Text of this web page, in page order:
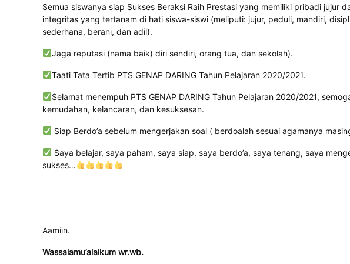
Semua siswanya siap Sukses Beraksi Raih Prestasi yang memiliki pribadi jujur
integritas yang tertanam di hati siswa-siswi (meliputi: jujur, peduli, mandiri,
sederhana, berani, dan adil).
Jaga reputasi (nama baik) diri sendiri, orang tua, dan sekolah).
Taati Tata Tertib PTS GENAP DARING Tahun Pelajaran 2020/2021.
Selamat menempuh PTS GENAP DARING Tahun Pelajaran 2020/2021,
kemudahan, kelancaran, dan kesuksesan.
Siap Berdo’a sebelum mengerjakan soal ( berdoalah sesuai agamanya
Saya belajar, saya paham, saya siap, saya berdo’a, saya tenang, saya
sukses…
Aamiin.
Wassalamu’alaikum wr.wb.